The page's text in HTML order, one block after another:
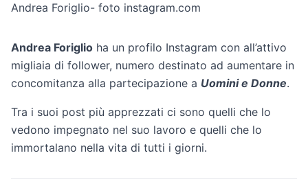
Andrea Foriglio- foto instagram.com
Andrea Foriglio ha un profilo Instagram con all’attivo
migliaia di follower, numero destinato ad aumentare in
concomitanza alla partecipazione a Uomini e Donne.
Tra i suoi post più apprezzati ci sono quelli che lo
vedono impegnato nel suo lavoro e quelli che lo
immortalano nella vita di tutti i giorni.